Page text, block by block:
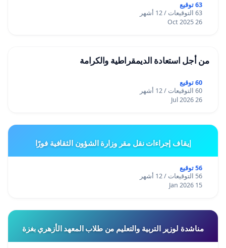
63 توقيع
63 التوقيعات / 12 أشهر
26 Oct 2025
من أجل استعادة الديمقراطية والكرامة
60 توقيع
60 التوقيعات / 12 أشهر
26 Jul 2026
إيقاف إجراءات نقل مقر وزارة الشؤون الثقافية فورًا
56 توقيع
56 التوقيعات / 12 أشهر
15 Jan 2026
مناشدة لوزير التربية والتعليم من طلاب المعهد الأزهري بغزة